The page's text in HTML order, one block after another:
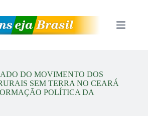
DO MOVIMENTO DOS
SEM TERRA NO CEARÁ
POLÍTICA DA